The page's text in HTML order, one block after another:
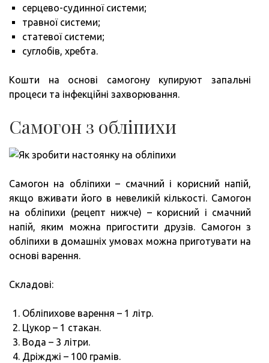
серцево-судинної системи;
травної системи;
статевої системи;
суглобів, хребта.
Кошти на основі самогону купируют запальні
процеси та інфекційні захворювання.
Самогон з обліпихи
Самогон на обліпихи – смачний і корисний напій,
якщо вживати його в невеликій кількості. Самогон
на обліпихи (рецепт нижче) – корисний і смачний
напій, яким можна пригостити друзів. Самогон з
обліпихи в домашніх умовах можна приготувати на
основі варення.
Складові:
Обліпихове варення – 1 літр.
Цукор – 1 стакан.
Вода – 3 літри.
Дріжджі – 100 грамів.